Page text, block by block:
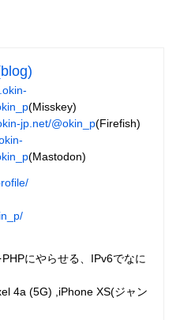
(Misskey)
jp.net/@okin_p(Firefish)
(Mastodon)
にやらせる、IPv6でなに
4a (5G) ,iPhone XS(ジャン